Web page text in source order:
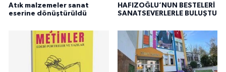
Atık malzemeler sanat
eserine dönüştürüldü
HAFIZOĞLU’NUN BESTELERİ
SANATSEVERLERLE BULUŞTU